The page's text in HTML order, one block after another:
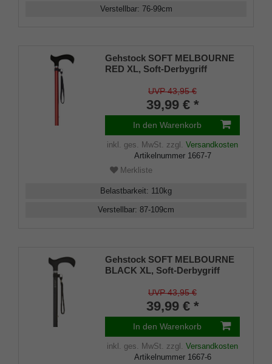
Verstellbar: 76-99cm
Gehstock SOFT MELBOURNE
RED XL, Soft-Derbygriff
weinrot, verstellbar ca. 87-
109cm, bis 110 Kg, inkl.
Schlaufe und Gummipuffer
UVP 43,95 €
39,99 € *
In den Warenkorb
inkl. ges. MwSt. zzgl. Versandkosten
Artikelnummer 1667-7
Merkliste
Belastbarkeit: 110kg
Verstellbar: 87-109cm
Gehstock SOFT MELBOURNE
BLACK XL, Soft-Derbygriff
schwarz, verstellbar ca. 87-
109cm, bis 110 Kg, inkl.
Schlaufe und Gummipuffer
UVP 43,95 €
39,99 € *
In den Warenkorb
inkl. ges. MwSt. zzgl. Versandkosten
Artikelnummer 1667-6